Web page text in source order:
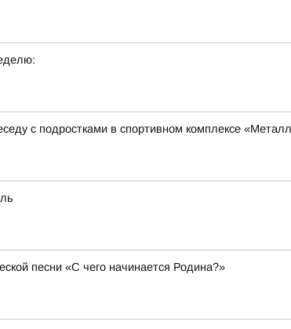
с подростками в спортивном комплексе
песни «С чего начинается Родина?»